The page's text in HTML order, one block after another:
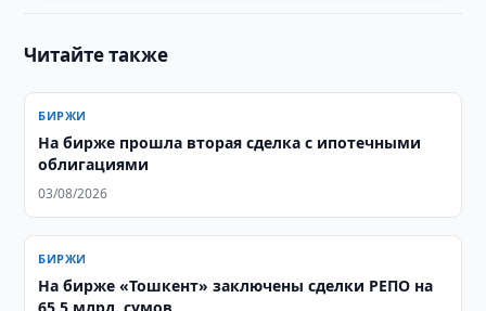
Читайте также
БИРЖИ
На бирже прошла вторая сделка с ипотечными
облигациями
03/08/2026
БИРЖИ
На бирже «Тошкент» заключены сделки РЕПО на